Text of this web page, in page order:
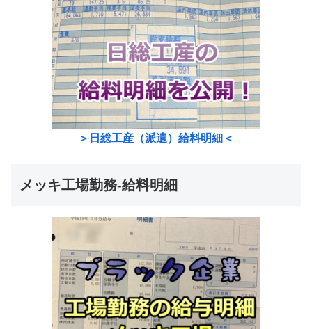
＞日総工産（派遣）給料明細＜
メッキ工場勤務-給料明細